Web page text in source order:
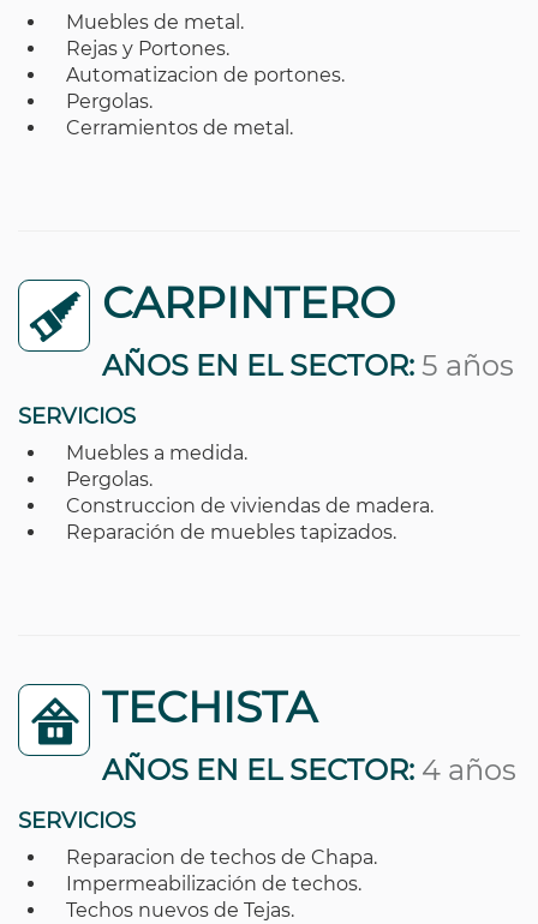
Muebles de metal.
Rejas y Portones.
Automatizacion de portones.
Pergolas.
Cerramientos de metal.
CARPINTERO
AÑOS EN EL SECTOR: 5 años
SERVICIOS
Muebles a medida.
Pergolas.
Construccion de viviendas de madera.
Reparación de muebles tapizados.
TECHISTA
AÑOS EN EL SECTOR: 4 años
SERVICIOS
Reparacion de techos de Chapa.
Impermeabilización de techos.
Techos nuevos de Tejas.